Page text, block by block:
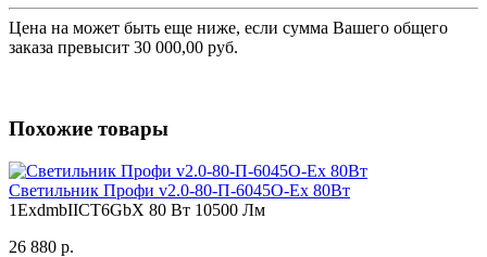
Цена на может быть еще ниже, если сумма Вашего общего
заказа превысит 30 000,00 руб.
Похожие товары
Светильник Профи v2.0-80-П-6045О-Ex 80Вт
1ExdmbIICT6GbX 80 Вт 10500 Лм
26 880 р.